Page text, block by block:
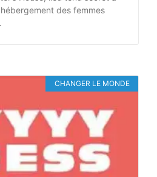
des femmes
CHANGER LE MONDE